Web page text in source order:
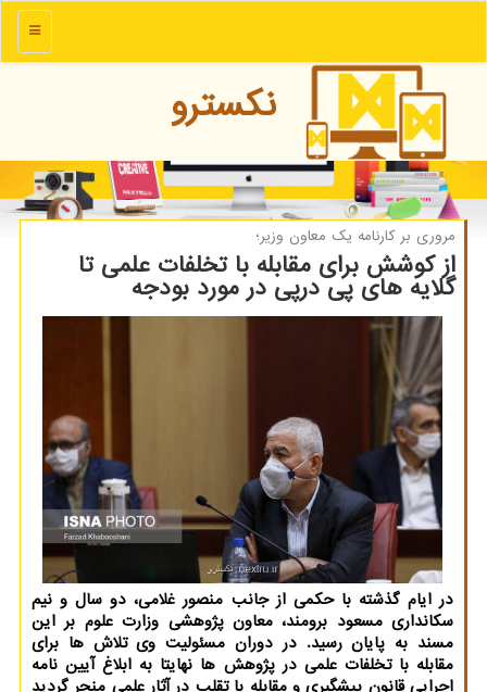
منو
نكسترو
مروری بر كارنامه یك معاون وزیر؛
از كوشش برای مقابله با تخلفات علمی تا
گلایه های پی درپی در مورد بودجه
در ایام گذشته با حكمی از جانب منصور غلامی، دو سال و نیم
سكانداری مسعود برومند، معاون پژوهشی وزارت علوم بر این
مسند به پایان رسید. در دوران مسئولیت وی تلاش ها برای
مقابله با تخلفات علمی در پژوهش ها نهایتا به ابلاغ آیین نامه
اجرایی قانون پیشگیری و مقابله با تقلب در آثار علمی منجر گردید